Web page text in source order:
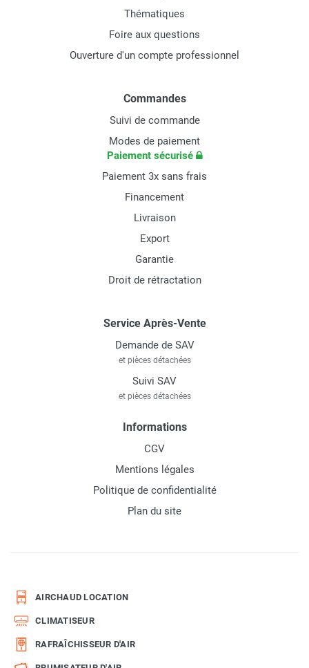
Thématiques
Foire aux questions
Ouverture d'un compte professionnel
Commandes
Suivi de commande
Modes de paiement
Paiement sécurisé
Paiement 3x sans frais
Financement
Livraison
Export
Garantie
Droit de rétractation
Service Après-Vente
Demande de SAV
et pièces détachées
Suivi SAV
et pièces détachées
Informations
CGV
Mentions légales
Politique de confidentialité
Plan du site
AIRCHAUD LOCATION
CLIMATISEUR
RAFRAÎCHISSEUR D'AIR